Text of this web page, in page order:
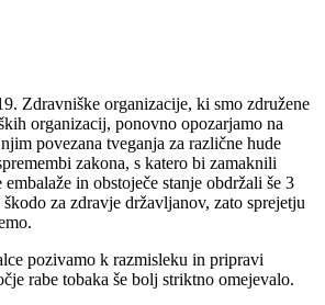
Zdravniške organizacije, ki smo združene
organizacij, ponovno opozarjamo na
povezana tveganja za različne hude
zakona, s katero bi zamaknili
in obstoječe stanje obdržali še 3
za zdravje državljanov, zato sprejetju
pozivamo k razmisleku in pripravi
rabe tobaka še bolj striktno omejevalo.